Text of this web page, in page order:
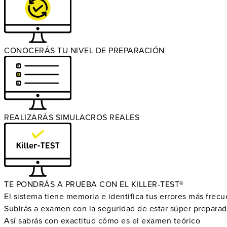
CONOCERÁS TU NIVEL DE PREPARACIÓN
REALIZARÁS SIMULACROS REALES
TE PONDRÁS A PRUEBA CON EL KILLER-TEST®
El sistema tiene memoria e identifica tus errores más
Subirás a examen con la seguridad de estar súper
Así sabrás con exactitud cómo es el examen teórico